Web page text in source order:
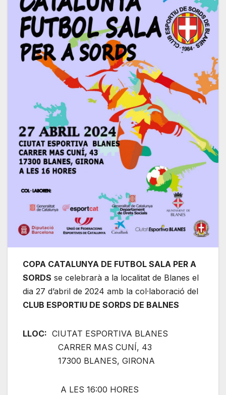
COPA CATALUNYA DE FUTBOL SALA PER A
SORDS se celebrarà a la localitat de Blanes el
dia 27 d’abril de 2024 amb la col·laboració del
CLUB ESPORTIU DE SORDS DE BALNES
LLOC: CIUTAT ESPORTIVA BLANES
CARRER MAS CUNÍ, 43
17300 BLANES, GIRONA
A LES 16:00 HORES